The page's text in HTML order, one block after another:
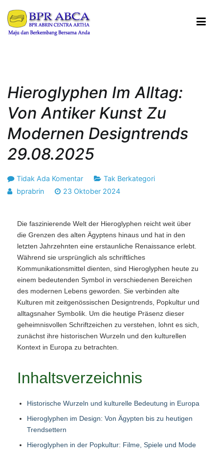
konten
Hieroglyphen Im Alltag:
Von Antiker Kunst Zu
Modernen Designtrends
29.08.2025
Tidak Ada Komentarpada
Hieroglyphen
Von
antiker
Kunst
zu
modernen
Designtrends
29.08.2025
Tak Berkategori
bprabrin
23 Oktober 2024
Die faszinierende Welt der Hieroglyphen reicht weit über
die Grenzen des alten Ägyptens hinaus und hat in den
letzten Jahrzehnten eine erstaunliche Renaissance erlebt.
Während sie ursprünglich als schriftliches
Kommunikationsmittel dienten, sind Hieroglyphen heute zu
einem bedeutenden Symbol in verschiedenen Bereichen
des modernen Lebens geworden. Sie verbinden alte
Kulturen mit zeitgenössischen Designtrends, Popkultur und
alltagsnaher Symbolik. Um die heutige Präsenz dieser
geheimnisvollen Schriftzeichen zu verstehen, lohnt es sich,
zunächst ihre historischen Wurzeln und den kulturellen
Kontext in Europa zu betrachten.
Inhaltsverzeichnis
Historische Wurzeln und kulturelle Bedeutung in Europa
Hieroglyphen im Design: Von Ägypten bis zu heutigen
Trendsettern
Hieroglyphen in der Popkultur: Filme, Spiele und Mode